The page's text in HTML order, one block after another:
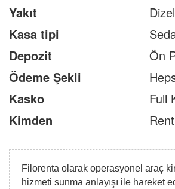
Yakıt
Dizel
Kasa tipi
Depozit
Ön
Ödeme Şekli
Kasko
Full
Kimden
Filorenta olarak operasyonel araç
hizmeti sunma anlayışı ile hareket